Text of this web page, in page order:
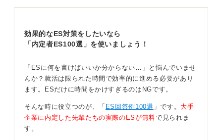
まだ、そこまでの思いになれていないとしても大丈夫な
その興味にも必ず理由があるはずです。ここをしっかり
深掘りしましょう。
抽象的な言葉は避けてインターンへの興味をしっか
り言語化しよう
効果的なES対策をしたいなら
「内定者ES100選」を使いましょう！
「ESに何を書けばいいか分からない…」と悩んでいませ
んか？就活は限られた時間で効率的に進める必要があり
ます。ESだけに時間をかけすぎるのはNGです。
そんな時に役立つのが、「 ES回答例100選 」です。 大手
企業に内定した先輩たちの実際のESが無料で見られま
す。